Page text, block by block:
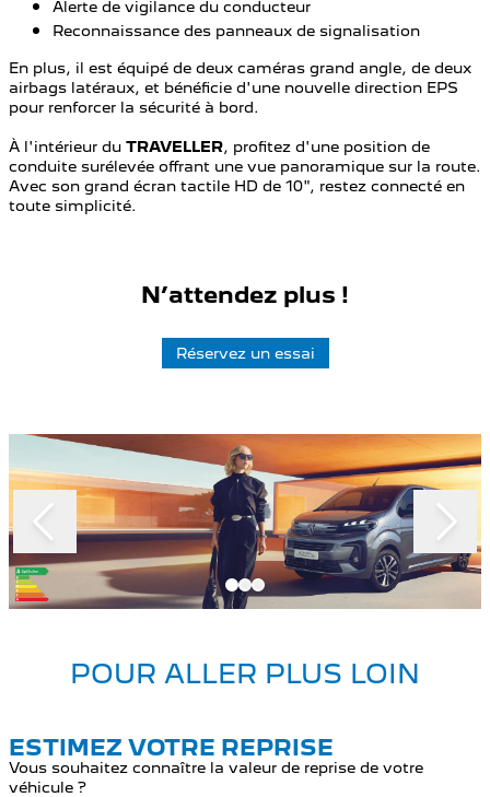
Alerte de vigilance du conducteur
Reconnaissance des panneaux de signalisation
En plus, il est équipé de deux caméras grand angle, de deux
airbags latéraux, et bénéficie d'une nouvelle direction EPS
pour renforcer la sécurité à bord.
À l'intérieur du TRAVELLER, profitez d'une position de
conduite surélevée offrant une vue panoramique sur la route.
Avec son grand écran tactile HD de 10", restez connecté en
toute simplicité.
N’attendez plus !
Réservez un essai
Slide 1 of 3
POUR ALLER PLUS LOIN
ESTIMEZ VOTRE REPRISE
Vous souhaitez connaître la valeur de reprise de votre
véhicule ?